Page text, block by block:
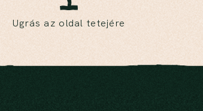
Ugrás az oldal tetejére